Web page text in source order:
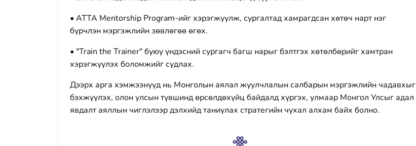
• ATTA Mentorship Program-ийг хэрэгжүүлж, сургалтад хамрагдсан хөтөч нарт нэг
бүрчлэн мэргэжлийн зөвлөгөө өгөх.
• "Train the Trainer" буюу үндэсний сургагч багш нарыг бэлтгэх хөтөлбөрийг хамтран
хэрэгжүүлэх боломжийг судлах.
Дээрх арга хэмжээнүүд нь Монголын аялал жуулчлалын салбарын мэргэжлийн чадавхыг
бэхжүүлэх, олон улсын түвшинд өрсөлдөхүйц байдалд хүргэх, улмаар Монгол Улсыг адал
явдалт аяллын чиглэлээр дэлхийд таниулах стратегийн чухал алхам байх болно.